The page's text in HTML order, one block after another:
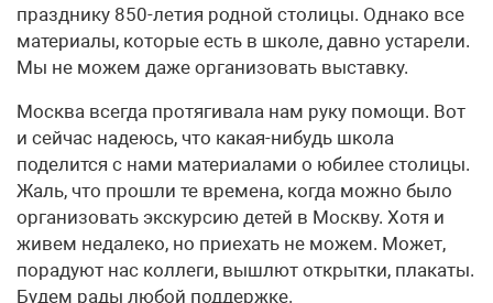
празднику 850-летия родной столицы. Однако все
материалы, которые есть в школе, давно устарели.
Мы не можем даже организовать выставку.
Москва всегда протягивала нам руку помощи. Вот
и сейчас надеюсь, что какая-нибудь школа
поделится с нами материалами о юбилее столицы.
Жаль, что прошли те времена, когда можно было
организовать экскурсию детей в Москву. Хотя и
живем недалеко, но приехать не можем. Может,
порадуют нас коллеги, вышлют открытки, плакаты.
Будем рады любой поддержке.